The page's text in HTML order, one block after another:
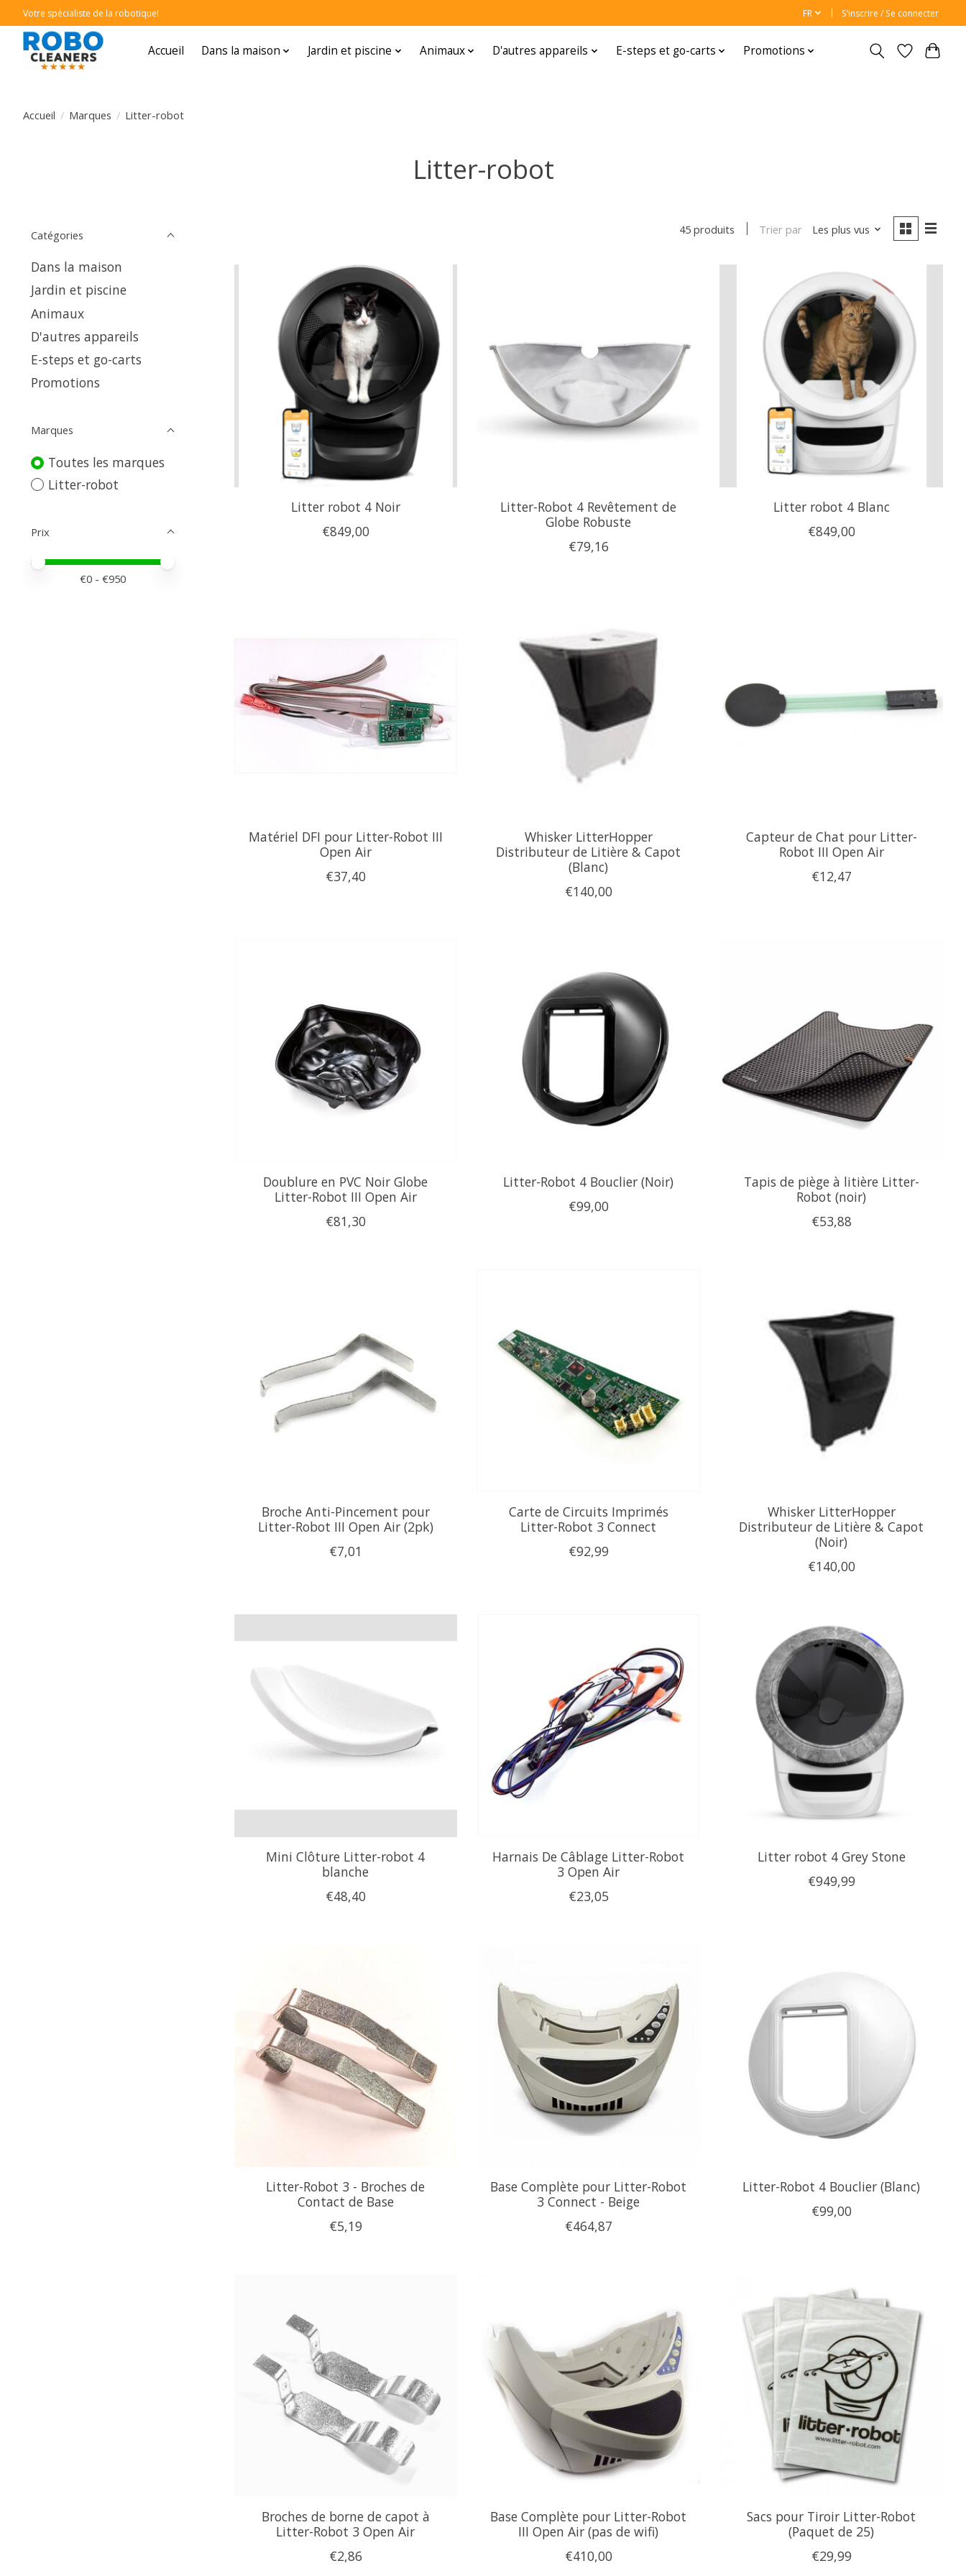
Votre spécialiste de la robotique! FR S’inscrire / Se connecter
Accueil Dans la maison Jardin et piscine Animaux D'autres appareils E-steps et go-carts Promotions
Accueil / Marques / Litter-robot
Litter-robot
Catégories
Dans la maison
Jardin et piscine
Animaux
D'autres appareils
E-steps et go-carts
Promotions
Marques
Toutes les marques
Litter-robot
Prix
Prix minimum
Price maximum value
€0 - €950
45 produits Trier par Les plus vus
Litter robot 4 Noir
€849,00
Litter-Robot 4 Revêtement de
Globe Robuste
€79,16
Litter robot 4 Blanc
€849,00
Matériel DFI pour Litter-Robot III
Open Air
€37,40
Whisker LitterHopper
Distributeur de Litière & Capot
(Blanc)
€140,00
Capteur de Chat pour Litter-
Robot III Open Air
€12,47
Doublure en PVC Noir Globe
Litter-Robot III Open Air
€81,30
Litter-Robot 4 Bouclier (Noir)
€99,00
Tapis de piège à litière Litter-
Robot (noir)
€53,88
Broche Anti-Pincement pour
Litter-Robot III Open Air (2pk)
€7,01
Carte de Circuits Imprimés
Litter-Robot 3 Connect
€92,99
Whisker LitterHopper
Distributeur de Litière & Capot
(Noir)
€140,00
Mini Clôture Litter-robot 4
blanche
€48,40
Harnais De Câblage Litter-Robot
3 Open Air
€23,05
Litter robot 4 Grey Stone
€949,99
Litter-Robot 3 - Broches de
Contact de Base
€5,19
Base Complète pour Litter-Robot
3 Connect - Beige
€464,87
Litter-Robot 4 Bouclier (Blanc)
€99,00
Broches de borne de capot à
Litter-Robot 3 Open Air
€2,86
Base Complète pour Litter-Robot
III Open Air (pas de wifi)
€410,00
Sacs pour Tiroir Litter-Robot
(Paquet de 25)
€29,99